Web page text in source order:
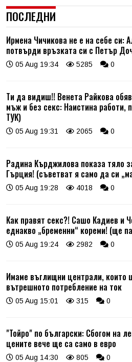
ПОСЛЕДНИ
Ирмена Чичикова не е на себе си:
потвърди връзката си с Петър
05 Aug 19:34 5285 0
Ти да видиш!! Венета Райкова
мъж и без секс: Наистина работи,
ТУК)
05 Aug 19:31 2065 0
Радина Кърджилова показа тяло
Гърция! (съветват я само да си
05 Aug 19:28 4018 0
Как правят секс?! Сашо Кадиев и
еднакво „бременни“ кореми! (ще
05 Aug 19:24 2982 0
Имаме въглищни централи, които
вътрешното потребление на ток
05 Aug 15:01 315 0
"Тойро" по български: Сбогом на
цените вече ще са само в евро
05 Aug 14:30 805 0